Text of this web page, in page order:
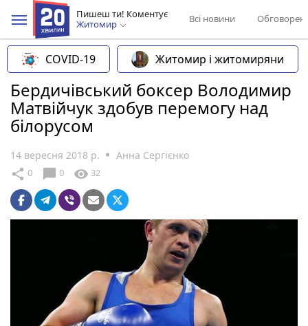
Пишеш ти! Коментує
Житомир
Всі новини
COVID-19 Житомир і житомиряни
Бердичівський боксер Володимир
Матвійчук здобув перемогу над
білорусом
14 вересня 2018 р. Анна Сергієнко
share 0 chat_bubble 0 visibility 32